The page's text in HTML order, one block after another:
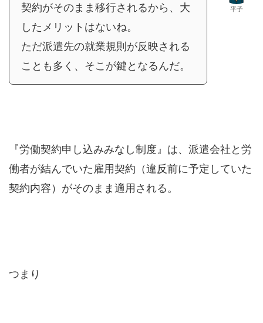
契約がそのまま移行されるから、大
したメリットはないね。
ただ派遣先の就業規則が反映される
ことも多く、そこが鍵となるんだ。
平子
『労働契約申し込みみなし制度』は、派遣会社と労
働者が結んでいた雇用契約（違反前に予定していた
契約内容）がそのまま適用される。
つまり